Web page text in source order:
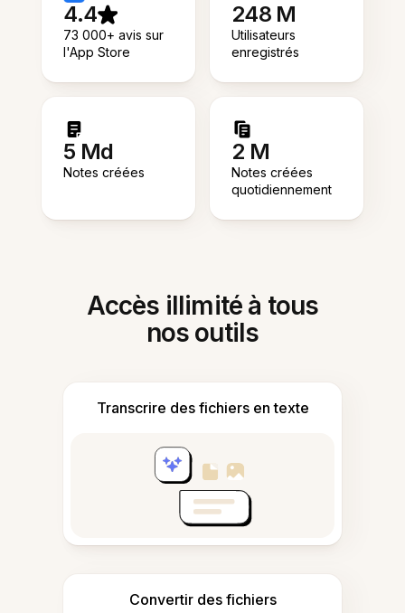
4.4
73 000+ avis sur
l'App Store
248 M
Utilisateurs
enregistrés
5 Md
Notes créées
2 M
Notes créées
quotidiennement
Accès illimité à tous
nos outils
Transcrire des fichiers en texte
Convertir des fichiers